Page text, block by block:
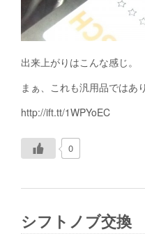
出来上がりはこんな感じ。
まぁ、これも汎用品ではあ
http://ift.tt/1WPYoEC
0
シフトノブ交換